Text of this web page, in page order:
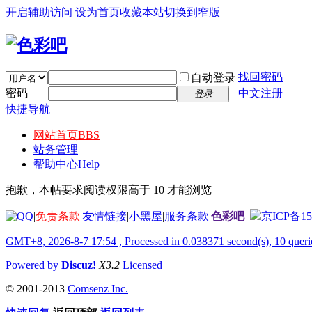
开启辅助访问 设为首页收藏本站切换到窄版
自动登录 找回密码
密码
登录
中文注册
快捷导航
网站首页BBS
站务管理
帮助中心Help
抱歉，本帖要求阅读权限高于 10 才能浏览
|免责条款|友情链接|小黑屋|服务条款|色彩吧 京ICP备
GMT+8, 2026-8-7 17:54 , Processed in 0.038371 second(s), 10
Powered by Discuz! X3.2 Licensed
© 2001-2013 Comsenz Inc.